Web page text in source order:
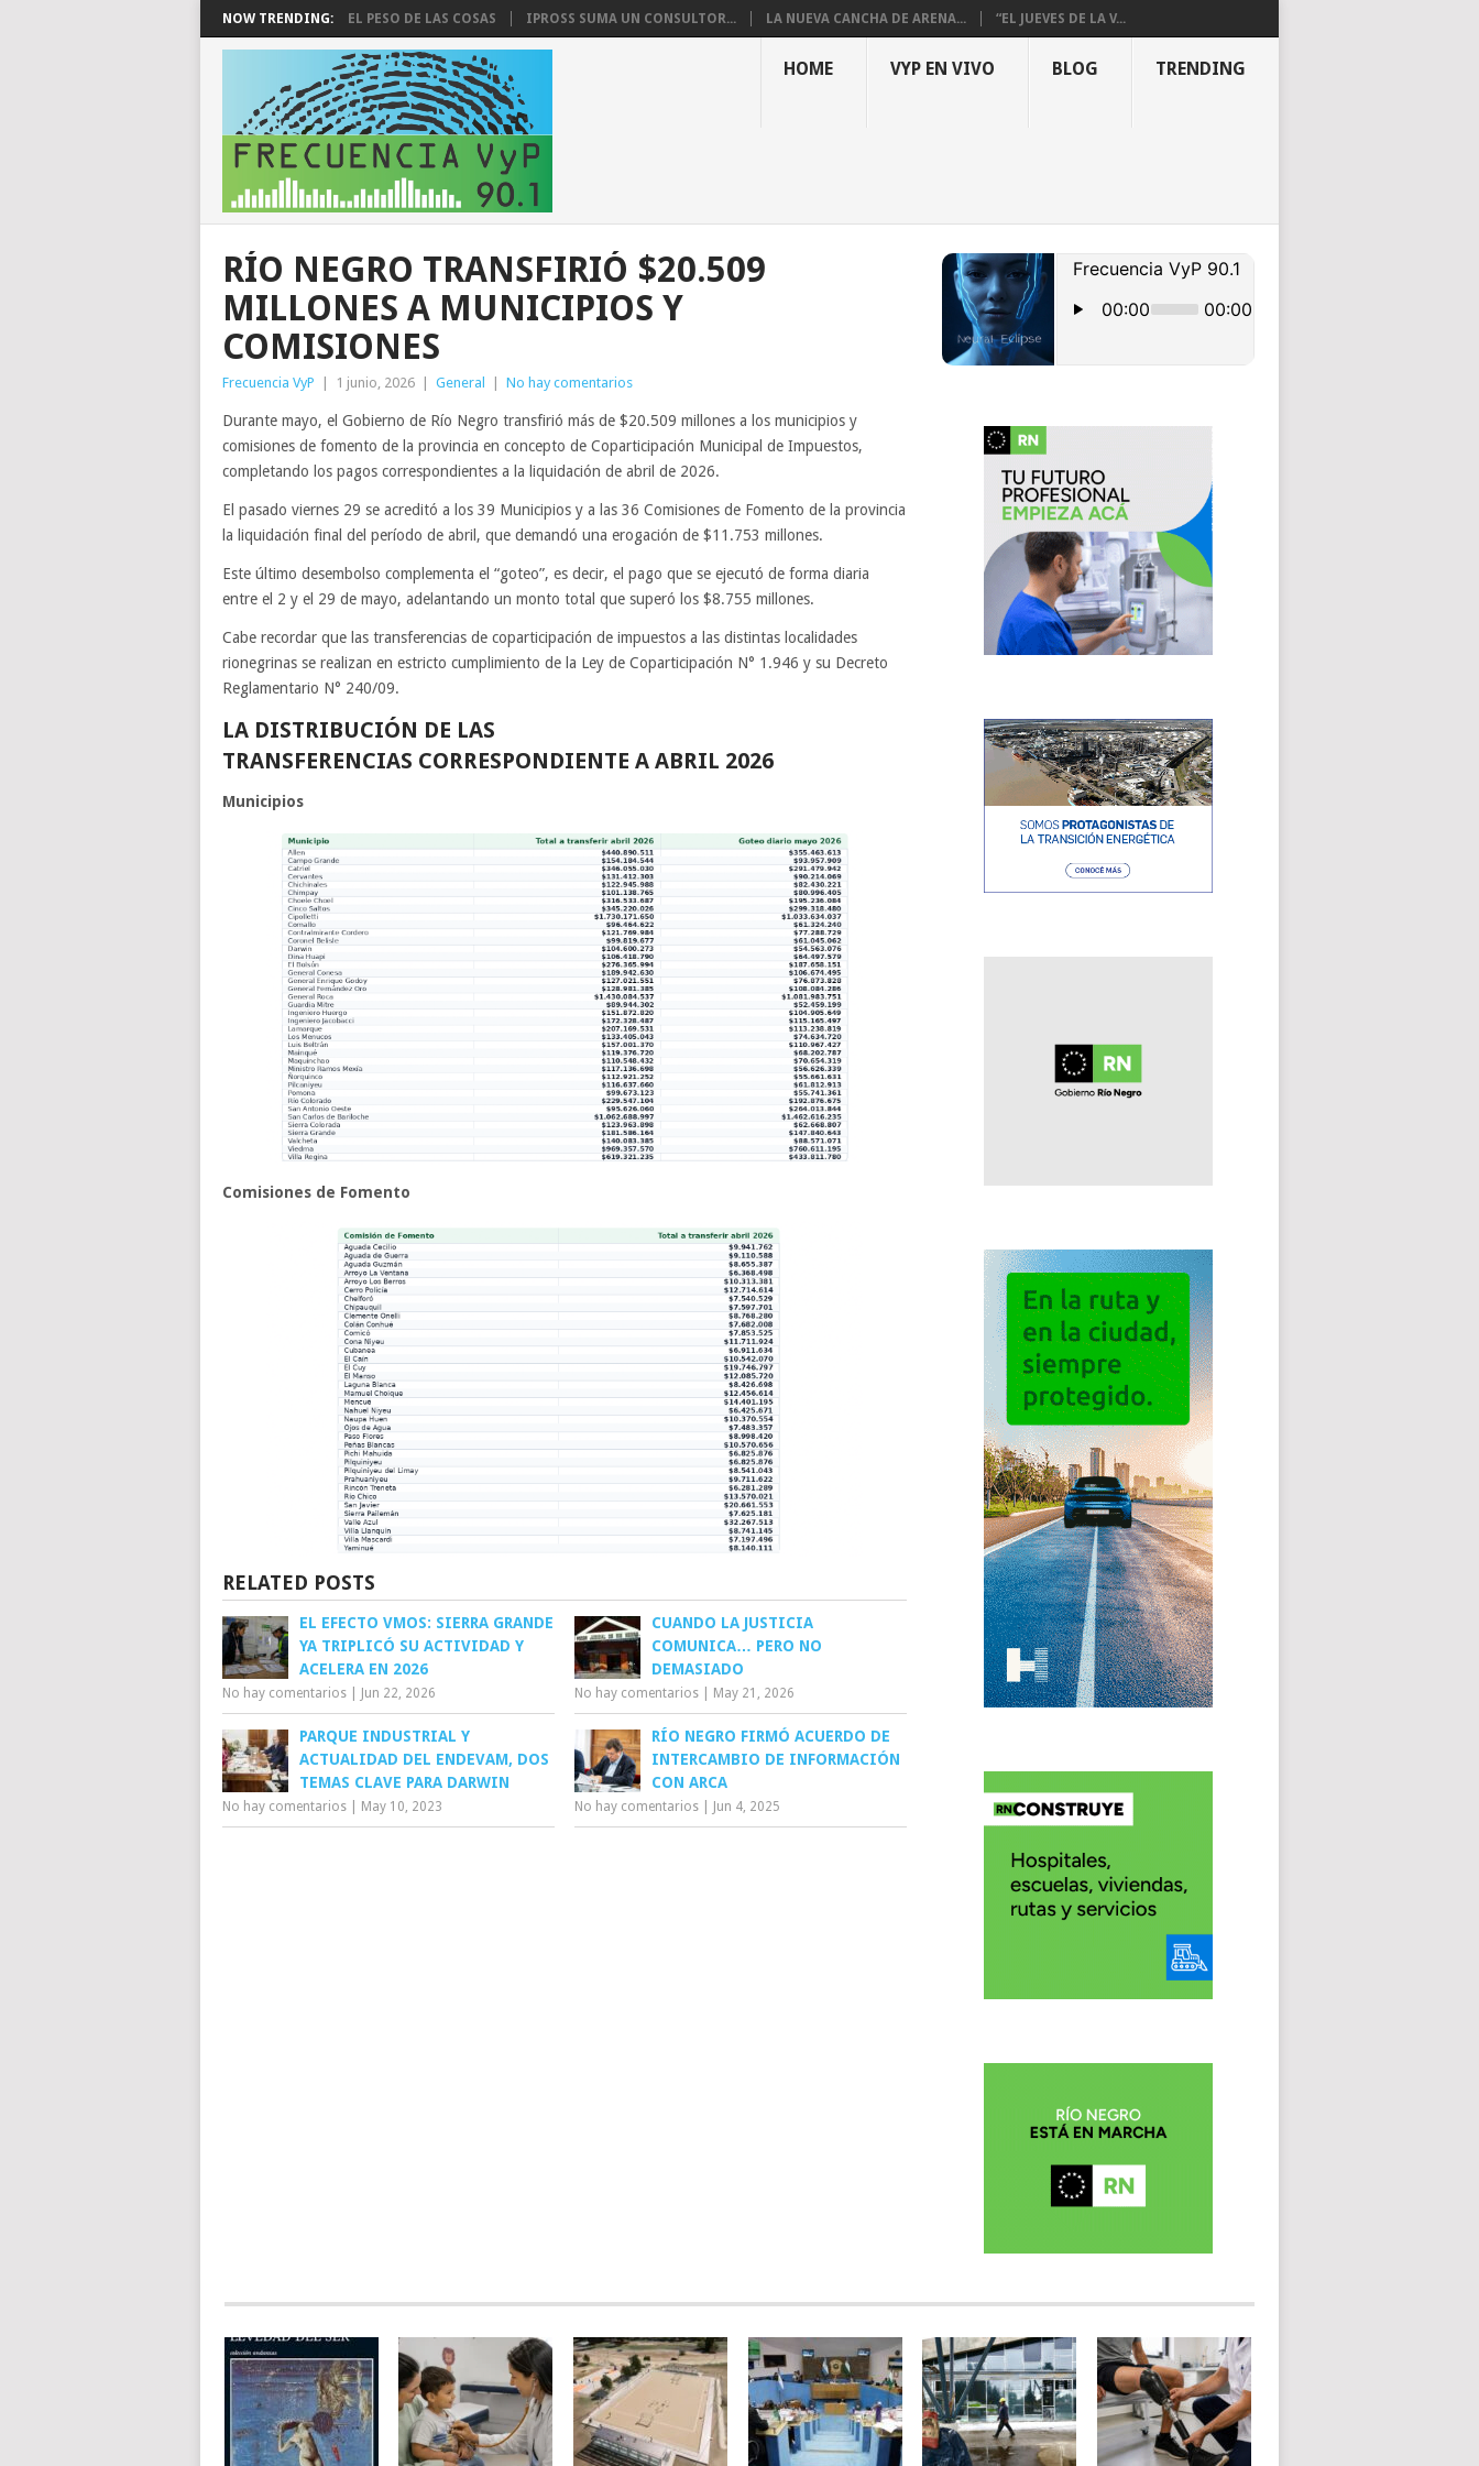
NOW TRENDING: EL PESO DE LAS COSAS IPROSS SUMA UN CONSULTOR... LA NUEVA CANCHA DE ARENA... “EL JUEVES DE LA V...
HOME VYP EN VIVO BLOG TRENDING
RÍO NEGRO TRANSFIRIÓ $20.509
MILLONES A MUNICIPIOS Y
COMISIONES
Frecuencia VyP 1 junio, 2026 General No hay comentarios
Durante mayo, el Gobierno de Río Negro transfirió más de $20.509 millones a los municipios y
comisiones de fomento de la provincia en concepto de Coparticipación Municipal de Impuestos,
completando los pagos correspondientes a la liquidación de abril de 2026.
El pasado viernes 29 se acreditó a los 39 Municipios y a las 36 Comisiones de Fomento de la provincia
la liquidación final del período de abril, que demandó una erogación de $11.753 millones.
Este último desembolso complementa el “goteo”, es decir, el pago que se ejecutó de forma diaria
entre el 2 y el 29 de mayo, adelantando un monto total que superó los $8.755 millones.
Cabe recordar que las transferencias de coparticipación de impuestos a las distintas localidades
rionegrinas se realizan en estricto cumplimiento de la Ley de Coparticipación N° 1.946 y su Decreto
Reglamentario N° 240/09.
LA DISTRIBUCIÓN DE LAS
TRANSFERENCIAS CORRESPONDIENTE A ABRIL 2026
Municipios
Comisiones de Fomento
RELATED POSTS
EL EFECTO VMOS: SIERRA GRANDE
YA TRIPLICÓ SU ACTIVIDAD Y
ACELERA EN 2026
No hay comentarios Jun 22, 2026
CUANDO LA JUSTICIA
COMUNICA… PERO NO
DEMASIADO
No hay comentarios May 21, 2026
PARQUE INDUSTRIAL Y
ACTUALIDAD DEL ENDEVAM, DOS
TEMAS CLAVE PARA DARWIN
No hay comentarios May 10, 2023
RÍO NEGRO FIRMÓ ACUERDO DE
INTERCAMBIO DE INFORMACIÓN
CON ARCA
No hay comentarios Jun 4, 2025